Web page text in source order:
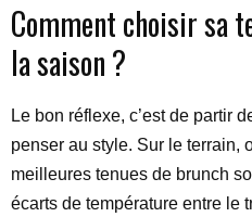
Comment choisir sa
la saison ?
Le bon réflexe, c’est de partir
penser au style. Sur le terrain,
meilleures tenues de brunch
écarts de température entre le